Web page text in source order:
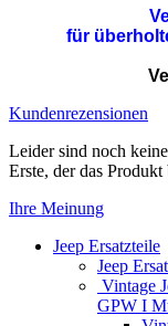
für
Kundenrezensionen
Leider sind noch
Erste, der das Produkt
Ihre Meinung
Jeep Ersatzteile
Jeep
Vintage
GPW I